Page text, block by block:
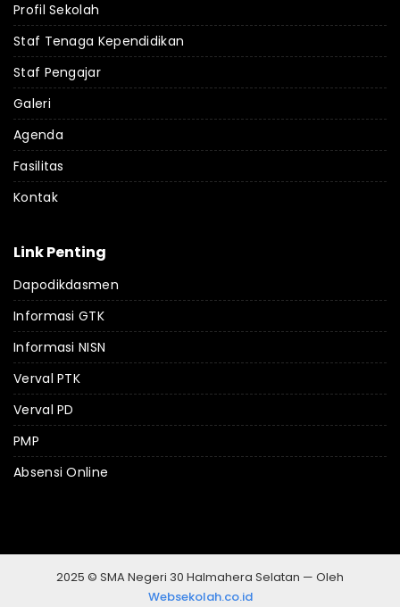
Profil Sekolah
Staf Tenaga Kependidikan
Staf Pengajar
Galeri
Agenda
Fasilitas
Kontak
Link Penting
Dapodikdasmen
Informasi GTK
Informasi NISN
Verval PTK
Verval PD
PMP
Absensi Online
2025 © SMA Negeri 30 Halmahera Selatan — Oleh
Websekolah.co.id